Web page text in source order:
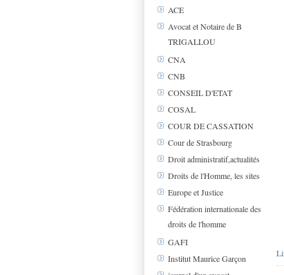
ACE
Avocat et Notaire de B
TRIGALLOU
CNA
CNB
CONSEIL D'ETAT
COSAL
COUR DE CASSATION
Cour de Strasbourg
Droit administratif,actualités
Droits de l'Homme, les sites
Europe et Justice
Fédération internationale des
droits de l'homme
GAFI
Institut Maurice Garçon